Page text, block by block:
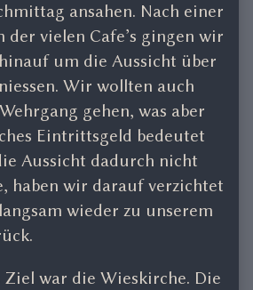
ansahen. Nach einer
der vielen Cafe’s gingen wir
um die Aussicht über
Wir wollten auch
gehen, was aber
Eintrittsgeld bedeutet
Aussicht dadurch nicht
haben wir darauf verzichtet
wieder zu unserem
Ziel war die Wieskirche. Die